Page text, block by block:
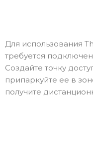
Для использования
требуется
Создайте точку
припаркуйте ее в
получите